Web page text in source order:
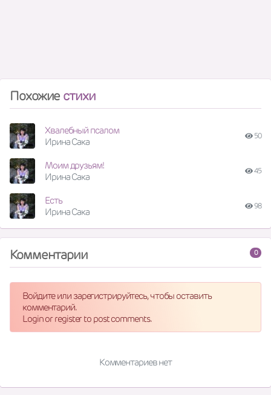
Похожие стихи
Хвалебный псалом
Ирина Сака
50
Моим друзьям!
Ирина Сака
45
Есть
Ирина Сака
98
0
Комментарии
Войдите или зарегистрируйтесь, чтобы оставить
комментарий.
Login or register to post comments.
Комментариев нет